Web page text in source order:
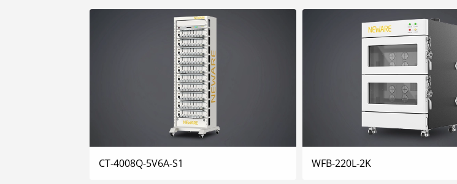
CT-4008Q-5V6A-S1 WFB-220L-2K